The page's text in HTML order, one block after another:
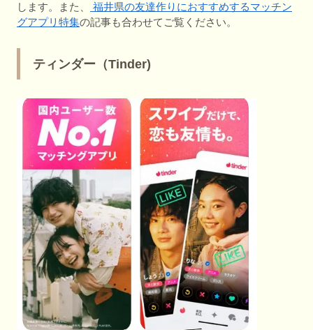
します。また、
福井県の友達作りにおすすめするマッチン
グアプリ特集の記事も合わせてご覧ください。
ティンダー（Tinder)